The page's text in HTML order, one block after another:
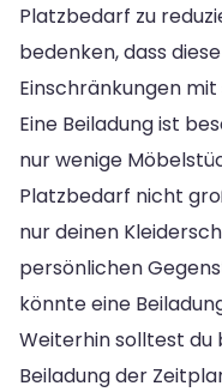
Platzbedarf zu
bedenken, dass
Einschränkungen
Eine Beiladung ist
nur wenige
Platzbedarf nicht
nur deinen
persönlichen
könnte eine
Weiterhin solltest du
Beiladung der